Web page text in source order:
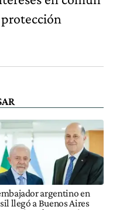
argentino en
llegó a Buenos Aires